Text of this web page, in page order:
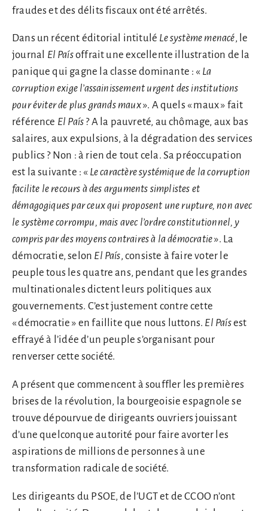
fraudes et des délits fiscaux ont été arrêtés.
Dans un récent éditorial intitulé Le système menacé, le
journal El Paísoffrait une excellente illustration de la
panique qui gagne la classe dominante : « La
corruption exige l’assainissement urgent des institutions
pour éviter de plus grands maux». A quels « maux » fait
référence El País ? A la pauvreté, au chômage, aux bas
salaires, aux expulsions, à la dégradation des services
publics ? Non : à rien de tout cela. Sa préoccupation
est la suivante : « Le caractère systémique de la corruption
facilite le recours à des arguments simplistes et
démagogiques par ceux qui proposent une rupture, non avec
le système corrompu, mais avec l’ordre constitutionnel, y
compris par des moyens contraires à la démocratie». La
démocratie, selon El País, consiste à faire voter le
peuple tous les quatre ans, pendant que les grandes
multinationales dictent leurs politiques aux
gouvernements. C’est justement contre cette
« démocratie » en faillite que nous luttons. El Paísest
effrayé à l’idée d’un peuple s’organisant pour
renverser cette société.
A présent que commencent à souffler les premières
brises de la révolution, la bourgeoisie espagnole se
trouve dépourvue de dirigeants ouvriers jouissant
d’une quelconque autorité pour faire avorter les
aspirations de millions de personnes à une
transformation radicale de société.
Les dirigeants du PSOE, de l’UGT et de CCOO n’ont